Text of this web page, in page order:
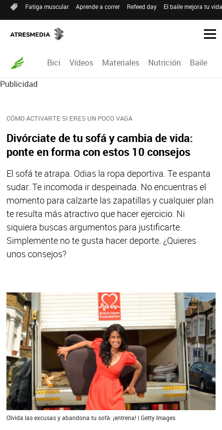
Fatiga muscular Aprende a correr Refeed day El baile mejora tu
Bici Vídeos Materiales Nutrición Baile
Publicidad
CÓMO ACTIVARTE SI ERES UN POCO VAGA
Divórciate de tu sofá y cambia de vida:
ponte en forma con estos 10 consejos
El sofá te atrapa. Odias la ropa deportiva. Te espanta
sudar. Te incomoda ir despeinada. No encuentras el
momento para calzarte las zapatillas y cualquier plan
te resulta más atractivo que hacer ejercicio. Ni
siquiera buscas argumentos para justificarte.
Simplemente no te gusta hacer deporte. ¿Quieres
unos consejos?
Olvida las excusas y abandona tu sofá: ¡entrena! | Getty Images